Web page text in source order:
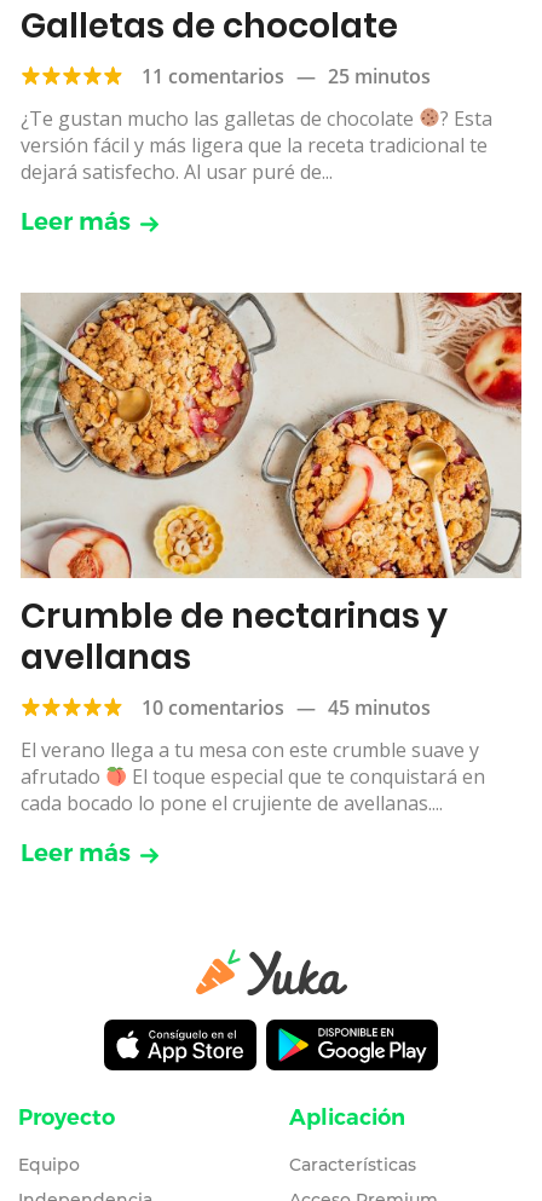
Galletas de chocolate
11 comentarios — 25 minutos
¿Te gustan mucho las galletas de chocolate
? Esta
versión fácil y más ligera que la receta tradicional te
dejará satisfecho. Al usar puré de...
Leer más
Crumble de nectarinas y
avellanas
10 comentarios — 45 minutos
El verano llega a tu mesa con este crumble suave y
afrutado
El toque especial que te conquistará en
cada bocado lo pone el crujiente de avellanas....
Leer más
Proyecto
Equipo
Aplicación
Características